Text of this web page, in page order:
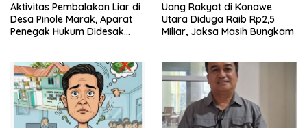
Aktivitas Pembalakan Liar di
Desa Pinole Marak, Aparat
Penegak Hukum Didesak
Uang Rakyat di Konawe
Utara Diduga Raib Rp2,5
Miliar, Jaksa Masih Bungkam